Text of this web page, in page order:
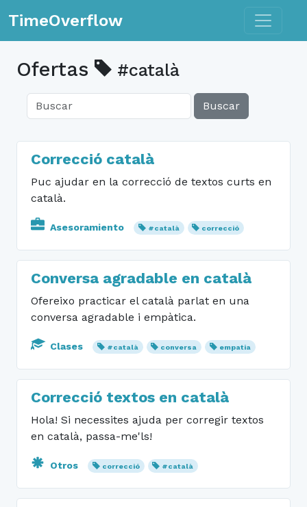
TimeOverflow Toggle
Ofertas #català
Buscar
Correcció català
Puc ajudar en la correcció de textos curts en
català.
Asesoramiento #català correcció
Conversa agradable en català
Ofereixo practicar el català parlat en una
conversa agradable i empàtica.
Clases #català conversa empatia
Correcció textos en català
Hola! Si necessites ajuda per corregir textos
en català, passa-me'ls!
Otros correcció #català